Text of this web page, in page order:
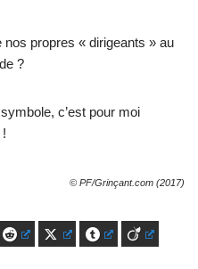
propres « dirigeants » au
?
c’est pour moi
© PF/Grinçant.com (2017)
Reddit X Tumblr Viadeo